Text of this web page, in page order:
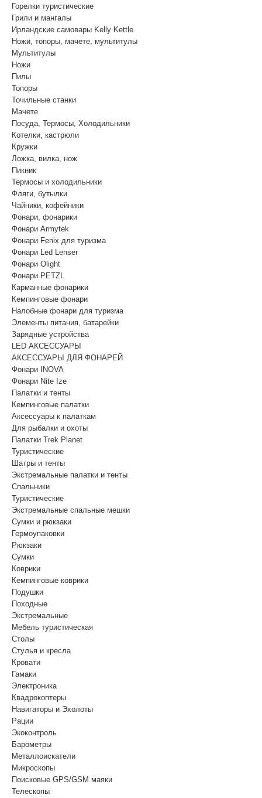
Горелки туристические
Грили и мангалы
Ирландские самовары Kelly Kettle
Ножи, топоры, мачете, мультитулы
Мультитулы
Ножи
Пилы
Топоры
Точильные станки
Мачете
Посуда, Термосы, Холодильники
Котелки, кастрюли
Кружки
Ложка, вилка, нож
Пикник
Термосы и холодильники
Фляги, бутылки
Чайники, кофейники
Фонари, фонарики
Фонари Armytek
Фонари Fenix для туризма
Фонари Led Lenser
Фонари Olight
Фонари PETZL
Карманные фонарики
Кемпинговые фонари
Налобные фонари для туризма
Элементы питания, батарейки
Зарядные устройства
LED АКСЕССУАРЫ
АКСЕССУАРЫ ДЛЯ ФОНАРЕЙ
Фонари INOVA
Фонари Nite Ize
Палатки и тенты
Кемпинговые палатки
Аксессуары к палаткам
Для рыбалки и охоты
Палатки Trek Planet
Туристические
Шатры и тенты
Экстремальные палатки и тенты
Спальники
Туристические
Экстремальные спальные мешки
Сумки и рюкзаки
Гермоупаковки
Рюкзаки
Сумки
Коврики
Кемпинговые коврики
Подушки
Походные
Экстремальные
Мебель туристическая
Столы
Стулья и кресла
Кровати
Гамаки
Электроника
Квадрокоптеры
Навигаторы и Эхолоты
Рации
Экоконтроль
Барометры
Металлоискатели
Микроскопы
Поисковые GPS/GSM маяки
Телескопы